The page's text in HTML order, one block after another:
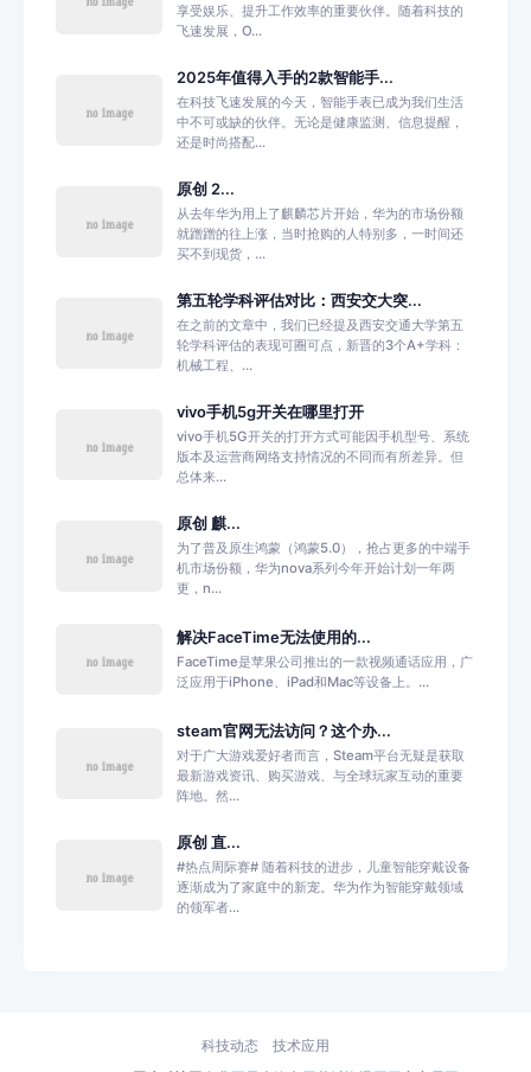
享受娱乐、提升工作效率的重要伙伴。随着科技的
飞速发展，O...
2025年值得入手的2款智能手...
在科技飞速发展的今天，智能手表已成为我们生活
中不可或缺的伙伴。无论是健康监测、信息提醒，
还是时尚搭配...
原创 2...
从去年华为用上了麒麟芯片开始，华为的市场份额
就蹭蹭的往上涨，当时抢购的人特别多，一时间还
买不到现货，...
第五轮学科评估对比：西安交大突...
在之前的文章中，我们已经提及西安交通大学第五
轮学科评估的表现可圈可点，新晋的3个A+学科：
机械工程、...
vivo手机5g开关在哪里打开
vivo手机5G开关的打开方式可能因手机型号、系统
版本及运营商网络支持情况的不同而有所差异。但
总体来...
原创 麒...
为了普及原生鸿蒙（鸿蒙5.0），抢占更多的中端手
机市场份额，华为nova系列今年开始计划一年两
更，n...
解决FaceTime无法使用的...
FaceTime是苹果公司推出的一款视频通话应用，广
泛应用于iPhone、iPad和Mac等设备上。...
steam官网无法访问？这个办...
对于广大游戏爱好者而言，Steam平台无疑是获取
最新游戏资讯、购买游戏、与全球玩家互动的重要
阵地。然...
原创 直...
#热点周际赛# 随着科技的进步，儿童智能穿戴设备
逐渐成为了家庭中的新宠。华为作为智能穿戴领域
的领军者...
科技动态 技术应用